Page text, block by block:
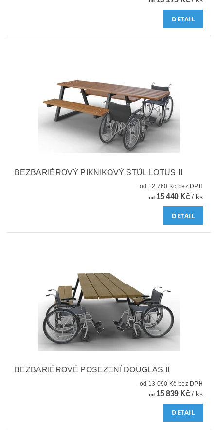
DETAIL
BEZBARIÉROVÝ PIKNIKOVÝ STŮL LOTUS II
od 12 760 Kč bez DPH
od15 440 Kč/ ks
DETAIL
BEZBARIÉROVÉ POSEZENÍ DOUGLAS II
od 13 090 Kč bez DPH
od15 839 Kč/ ks
DETAIL